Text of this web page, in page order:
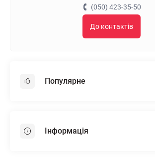
(050) 423-35-50
До контактів
Популярне
Пінопласт
Інформація